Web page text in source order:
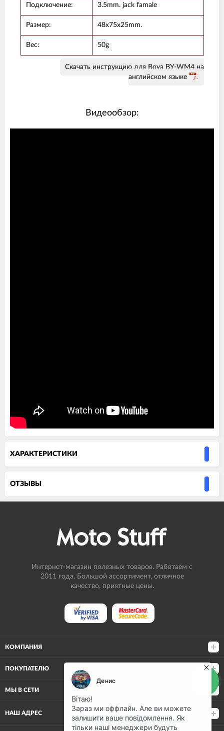
Подключение: 3.5mm. jack famale
Размер: 48х75х25mm.
Вес: 50g
Скачать инструкцию для Boya BY-WM4 на
английском языке
Видеообзор:
ХАРАКТЕРИСТИКИ
ОТЗЫВЫ
Интернет-магазин полезных товаров. Работаем с
2011 года. Большой ассортимент, отличное
качество, приятные цены.
КОМПАНИЯ
ПОКУПАТЕЛЮ
МЫ В СЕТИ
НАШ АДРЕС